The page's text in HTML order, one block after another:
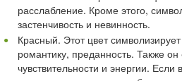
расслабление. Кроме этого,
застенчивость и невинность.
Красный. Этот цвет
романтику, преданность. Также
чувствительности и энергии. Если